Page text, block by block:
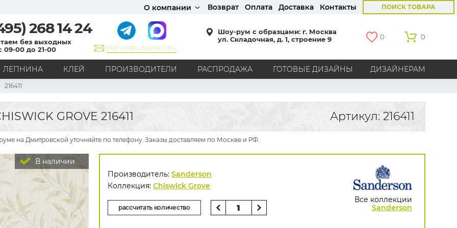
О компании Возврат Оплата Доставка Контакты ПОИСК ТОВАРА
268 14 24
без выходных
09-00 до 21-00
Написать директору
Шоу-рум с образцами: г. Москва
ул. Складочная, д. 1, строение 9
0 0
ЛЕПНИНА КЛЕЙ ПРОИЗВОДИТЕЛИ РАСПРОДАЖА ГОТОВЫЕ ДИЗАЙНЫ ДИЗАЙНЕРАМ
СТИЛЬ
Кантри
Модерн Прованс Хай-тек
Лофт
Классика
Английский стиль
Америка
Англия Бельгия
Германия
Голландия
Россия Все страны
РИСУНОК
Граффити
Карта мира
С вензелями
С надписями
Однотонные
Геометрический рисунок
Цветы
Дамаск
В клетку
В полоску Все рисунки
БРЕНДЫ
York
Bernardo Bartalucci
Zambaiti
AS Creation
Hygge Roll
Grandeco
216411
GROVE 216411 Артикул: 216411
на Дмитровской уточняйте по телефону. Заказы доставляем по Москве и РФ.
В наличии
Все коллекции
Sanderson
Производитель: Sanderson
Коллекция: Chiswick Grove
рассчитать количество